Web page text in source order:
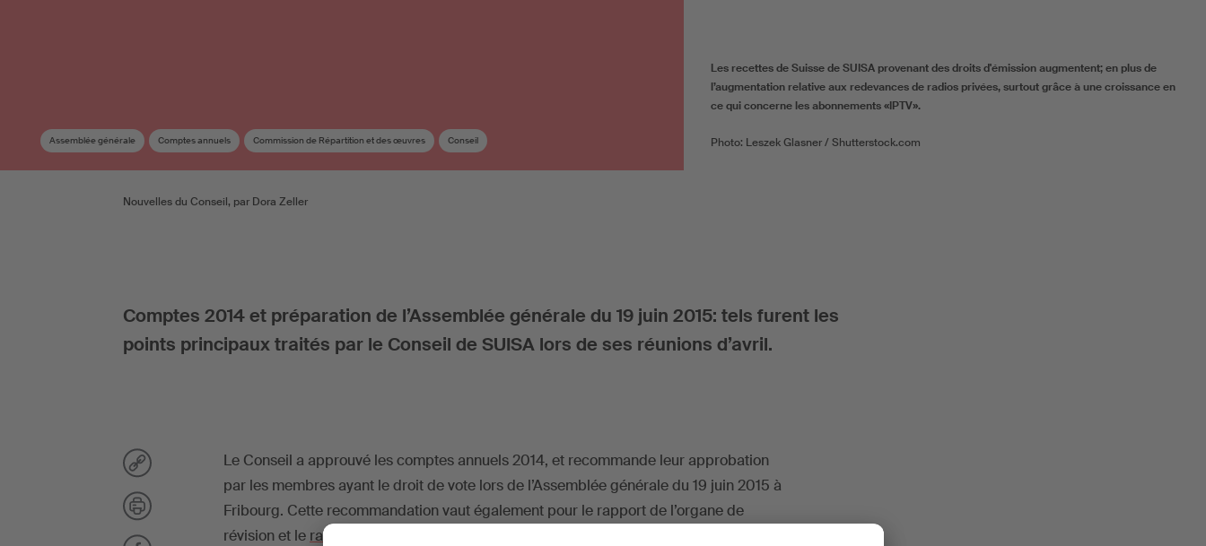
Assemblée générale Comptes annuels Commission de Répartition et des œuvres Conseil
Les recettes de Suisse de SUISA provenant des droits d'émission augmentent; en plus de
l’augmentation relative aux redevances de radios privées, surtout grâce à une croissance en
ce qui concerne les abonnements «IPTV».
Photo: Leszek Glasner / Shutterstock.com
Nouvelles du Conseil, par Dora Zeller
Comptes 2014 et préparation de l’Assemblée générale du 19 juin 2015: tels furent les
points principaux traités par le Conseil de SUISA lors de ses réunions d’avril.
Le Conseil a approuvé les comptes annuels 2014, et recommande leur approbation
par les membres ayant le droit de vote lors de l’Assemblée générale du 19 juin 2015 à
Fribourg. Cette recommandation vaut également pour le rapport de l’organe de
révision et le rapport annuel